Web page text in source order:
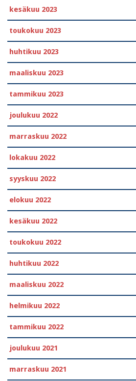
kesäkuu 2023
toukokuu 2023
huhtikuu 2023
maaliskuu 2023
tammikuu 2023
joulukuu 2022
marraskuu 2022
lokakuu 2022
syyskuu 2022
elokuu 2022
kesäkuu 2022
toukokuu 2022
huhtikuu 2022
maaliskuu 2022
helmikuu 2022
tammikuu 2022
joulukuu 2021
marraskuu 2021